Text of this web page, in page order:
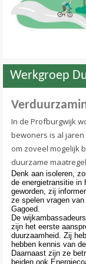
Werkgroep
In de Profburgwijk
bewoners is al
om zoveel mogelijk
duurzame
Denk aan isoleren,
de energietransitie in
geworden, zij
ze spelen vragen
Gagoed.
De wijkambassadeurs
zijn het eerste
duurzaamheid. Zij
hebben kennis van
Daarnaast zijn ze
beiden ook